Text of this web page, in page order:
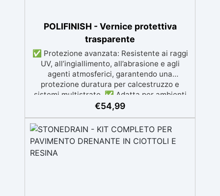
POLIFINISH - Vernice protettiva
trasparente
✅ Protezione avanzata: Resistente ai raggi
UV, all’ingiallimento, all’abrasione e agli
agenti atmosferici, garantendo una
protezione duratura per calcestruzzo e
sistemi multistrato. ✅ Adatta per ambienti
chiusi e HACCP: Formulazione inodore,
presenza di alimenti, conforme agli standard
personalizzabile: Disponibile trasparente con
possibilità di finitura lucida,opaca o
€54,99